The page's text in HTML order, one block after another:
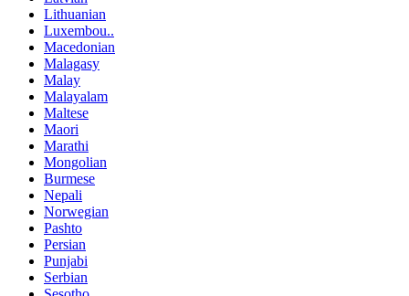
Lithuanian
Luxembou..
Macedonian
Malagasy
Malay
Malayalam
Maltese
Maori
Marathi
Mongolian
Burmese
Nepali
Norwegian
Pashto
Persian
Punjabi
Serbian